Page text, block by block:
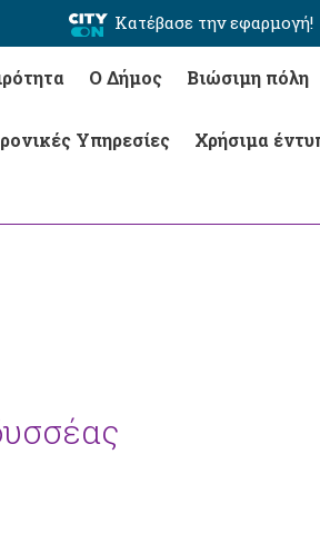
Κατέβασε την εφαρμογή!
Ο Δήμος Βιώσιμη πόλη
Υπηρεσίες Χρήσιμα